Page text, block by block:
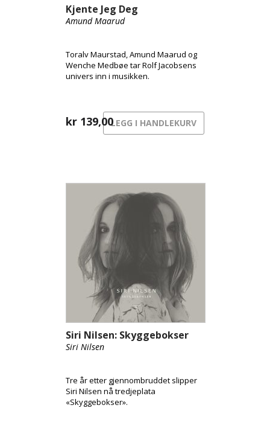
Kjente Jeg Deg
Amund Maarud
Toralv Maurstad, Amund Maarud og
Wenche Medbøe tar Rolf Jacobsens
univers inn i musikken.
kr 139,00LEGG I HANDLEKURV
Siri Nilsen: Skyggebokser
Siri Nilsen
Tre år etter gjennombruddet slipper
Siri Nilsen nå tredjeplata
«Skyggebokser».